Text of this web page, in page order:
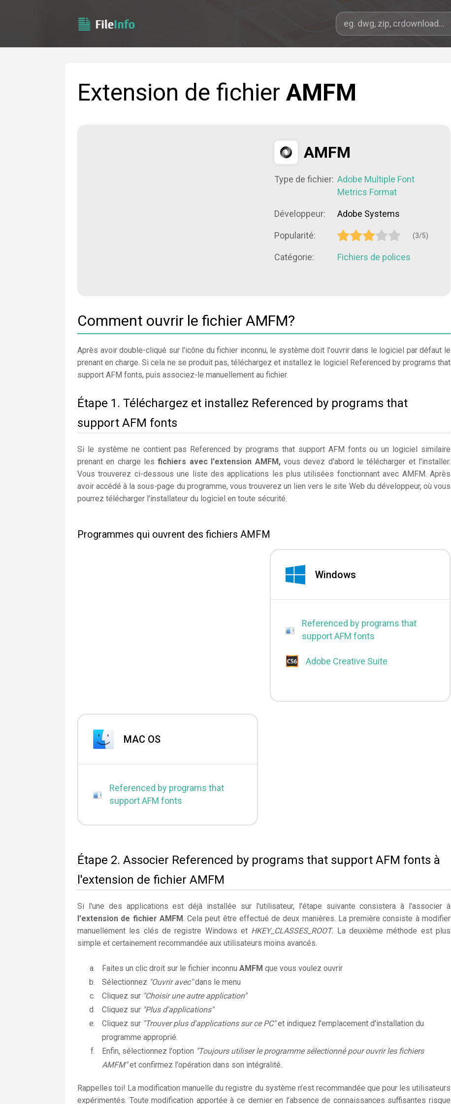
Extension de fichier AMFM
AMFM
Type de fichier: Adobe Multiple Font
Metrics Format
Développeur: Adobe Systems
Popularité: (3/5)
Catégorie: Fichiers de polices
Comment ouvrir le fichier AMFM?
Après avoir double-cliqué sur l'icône du fichier inconnu, le système doit l'ouvrir dans le logiciel par défaut le
prenant en charge. Si cela ne se produit pas, téléchargez et installez le logiciel Referenced by programs that
support AFM fonts, puis associez-le manuellement au fichier.
Étape 1. Téléchargez et installez Referenced by programs that
support AFM fonts
Si le système ne contient pas Referenced by programs that support AFM fonts ou un logiciel similaire
prenant en charge lesfichiers avec l'extension AMFM,vous devez d'abord le télécharger et l'installer.
Vous trouverez ci-dessous une liste des applications les plus utilisées fonctionnant avec AMFM. Après
avoir accédé à la sous-page du programme, vous trouverez un lien vers le site Web du développeur, où vous
pourrez télécharger l'installateur du logiciel en toute sécurité.
Programmes qui ouvrent des fichiers AMFM
Windows
Referenced by programs that
support AFM fonts
Adobe Creative Suite
MAC OS
Referenced by programs that
support AFM fonts
Étape 2. Associer Referenced by programs that support AFM fonts à
l'extension de fichier AMFM
Si l'une des applications est déjà installée sur l'utilisateur, l'étape suivante consistera à l'associer à
l'extension de fichier AMFM. Cela peut être effectué de deux manières. La première consiste à modifier
manuellement les clés de registre Windows et HKEY_CLASSES_ROOT. La deuxième méthode est plus
simple et certainement recommandée aux utilisateurs moins avancés.
Faites un clic droit sur le fichier inconnu AMFM que vous voulez ouvrir
Sélectionnez "Ouvrir avec"dans le menu
Cliquez sur "Choisir une autre application"
Cliquez sur "Plus d'applications"
Cliquez sur "Trouver plus d'applications sur ce PC"et indiquez l'emplacement d'installation du
programme approprié.
Enfin, sélectionnez l'option "Toujours utiliser le programme sélectionné pour ouvrir les fichiers
AMFM"et confirmez l'opération dans son intégralité.
Rappelles toi! La modification manuelle du registre du système n’est recommandée que pour les utilisateurs
expérimentés. Toute modification apportée à ce dernier en l’absence de connaissances suffisantes risque